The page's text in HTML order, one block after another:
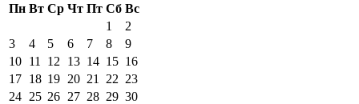
Пн Вт Ср Чт Пт Сб Вс
1
2
3
4 5 6 7 8
9
10 11 12 13 14 15 16
17 18 19 20 21 22 23
24 25 26 27 28 29 30